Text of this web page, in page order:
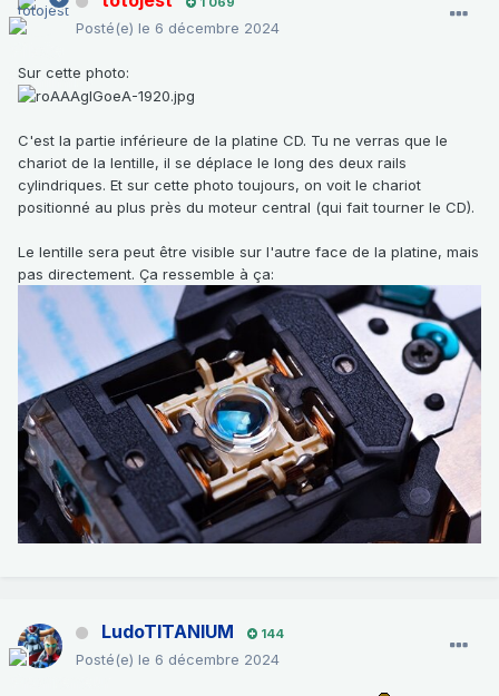
Posté(e) le 6 décembre 2024
Sur cette photo:
C'est la partie inférieure de la platine CD. Tu ne verras que le
chariot de la lentille, il se déplace le long des deux rails
cylindriques. Et sur cette photo toujours, on voit le chariot
positionné au plus près du moteur central (qui fait tourner le CD).
Le lentille sera peut être visible sur l'autre face de la platine, mais
pas directement. Ça ressemble à ça:
LudoTITANIUM 144
Posté(e) le 6 décembre 2024